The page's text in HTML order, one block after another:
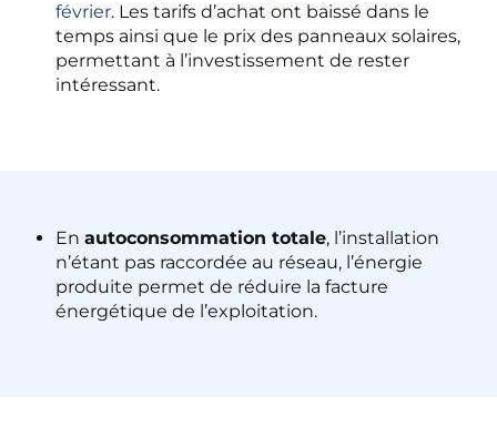
février. Les tarifs d’achat ont baissé dans le
temps ainsi que le prix des panneaux solaires,
permettant à l’investissement de rester
intéressant.
En autoconsommation totale, l’installation
n’étant pas raccordée au réseau, l’énergie
produite permet de réduire la facture
énergétique de l’exploitation.